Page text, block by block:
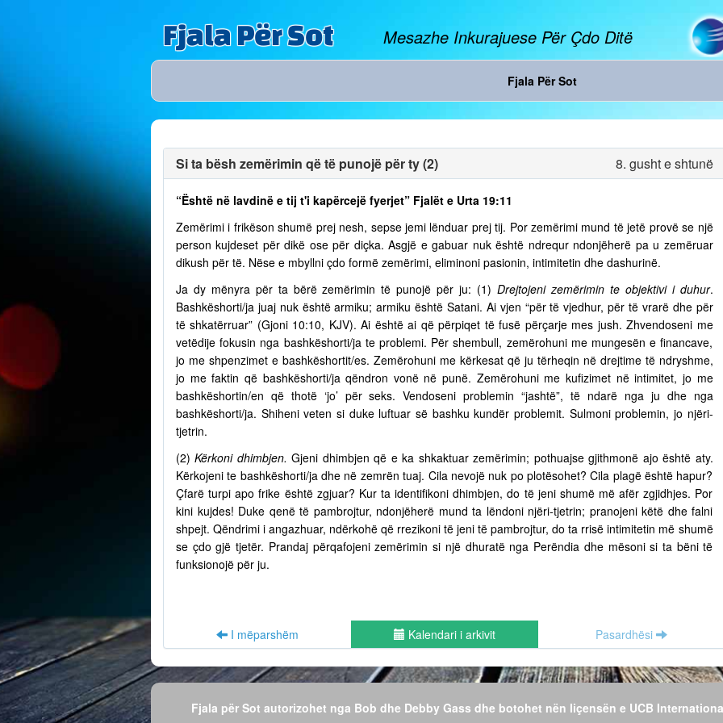
Fjala Për Sot Mesazhe Inkurajuese Për Çdo Ditë
Fjala Për Sot
Si ta bësh zemërimin që të punojë për ty (2) 8. gusht e shtunë
“Është në lavdinë e tij t'i kapërcejë fyerjet” Fjalët e Urta 19:11
Zemërimi i frikëson shumë prej nesh, sepse jemi lënduar prej tij. Por zemërimi mund të jetë provë se një
person kujdeset për dikë ose për diçka. Asgjë e gabuar nuk është ndrequr ndonjëherë pa u zemëruar
dikush për të. Nëse e mbyllni çdo formë zemërimi, eliminoni pasionin, intimitetin dhe dashurinë.
Ja dy mënyra për ta bërë zemërimin të punojë për ju: (1) Drejtojeni zemërimin te objektivi i duhur.
Bashkëshorti/ja juaj nuk është armiku; armiku është Satani. Ai vjen “për të vjedhur, për të vrarë dhe për
të shkatërruar” (Gjoni 10:10, KJV). Ai është ai që përpiqet të fusë përçarje mes jush. Zhvendoseni me
vetëdije fokusin nga bashkëshorti/ja te problemi. Për shembull, zemërohuni me mungesën e financave,
jo me shpenzimet e bashkëshortit/es. Zemërohuni me kërkesat që ju tërheqin në drejtime të ndryshme,
jo me faktin që bashkëshorti/ja qëndron vonë në punë. Zemërohuni me kufizimet në intimitet, jo me
bashkëshortin/en që thotë ‘jo’ për seks. Vendoseni problemin “jashtë”, të ndarë nga ju dhe nga
bashkëshorti/ja. Shiheni veten si duke luftuar së bashku kundër problemit. Sulmoni problemin, jo njëri-
tjetrin.
(2)Kërkoni dhimbjen. Gjeni dhimbjen që e ka shkaktuar zemërimin; pothuajse gjithmonë ajo është aty.
Kërkojeni te bashkëshorti/ja dhe në zemrën tuaj. Cila nevojë nuk po plotësohet? Cila plagë është hapur?
Çfarë turpi apo frike është zgjuar? Kur ta identifikoni dhimbjen, do të jeni shumë më afër zgjidhjes. Por
kini kujdes! Duke qenë të pambrojtur, ndonjëherë mund ta lëndoni njëri-tjetrin; pranojeni këtë dhe falni
shpejt. Qëndrimi i angazhuar, ndërkohë që rrezikoni të jeni të pambrojtur, do ta rrisë intimitetin më shumë
se çdo gjë tjetër. Prandaj përqafojeni zemërimin si një dhuratë nga Perëndia dhe mësoni si ta bëni të
funksionojë për ju.
I mëparshëm Kalendari i arkivit Pasardhësi
Fjala për Sot autorizohet nga Bob dhe Debby Gass dhe botohet nën liçensën e UCB